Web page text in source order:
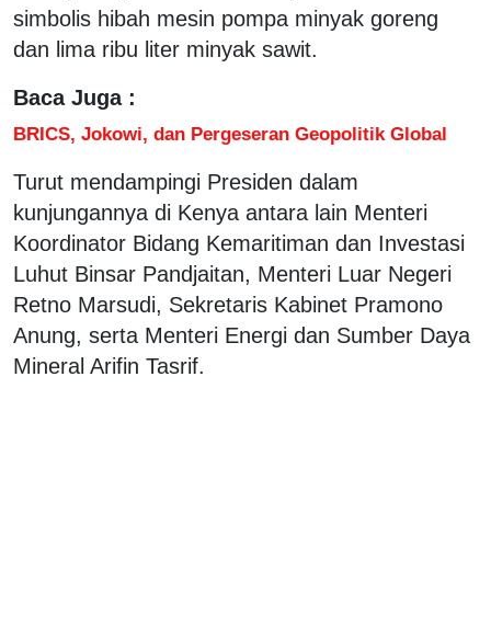
simbolis hibah mesin pompa minyak goreng
dan lima ribu liter minyak sawit.
Baca Juga :
BRICS, Jokowi, dan Pergeseran Geopolitik Global
Turut mendampingi Presiden dalam
kunjungannya di Kenya antara lain Menteri
Koordinator Bidang Kemaritiman dan Investasi
Luhut Binsar Pandjaitan, Menteri Luar Negeri
Retno Marsudi, Sekretaris Kabinet Pramono
Anung, serta Menteri Energi dan Sumber Daya
Mineral Arifin Tasrif.